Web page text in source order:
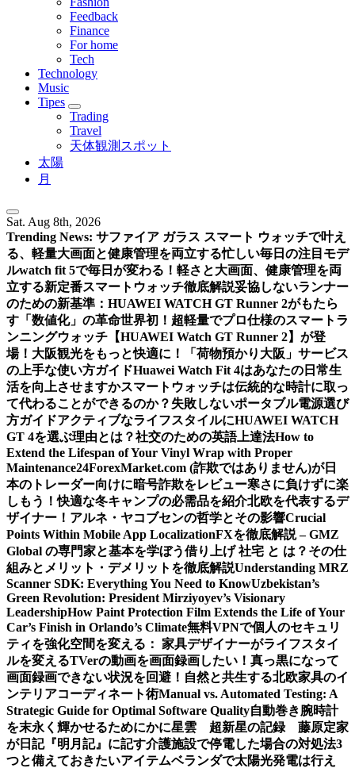
Feedback
Finance
For home
Tech
Technology
Music
Tipes
Trading
Travel
天体観測スポット
太陽
月
Sat. Aug 8th, 2026
Trending News: サファイア ガラス スマート ウォッチで叶え
る、軽量大画面と健康管理を両立する忙しい毎日の注目モデ
ルwatch fit 5で毎日が変わる！軽さと大画面、健康管理を両
立する新定番スマートウォッチ徹底解説妥協しないランナー
のための新基準：HUAWEI WATCH GT Runner 2がもたら
す「数値化」の革命世界初！超軽量でプロ仕様のスマートラ
ンニングウォッチ【HUAWEI Watch GT Runner 2】が登
場！ 大阪観光をもっと快適に！「荷物預かり大阪」サービス
の上手な使い方ガイドHuawei Watch Fit 4はあなたの日常生
活を向上させますかスマートウォッチは伝統的な時計に取っ
て代わることができるのか？ 失敗しないポータブル電源選び
方ガイドアクティブなライフスタイルにHUAWEI WATCH
GT 4を選ぶ理由とは？社交のための英語上達法How to
Extend the Lifespan of Your Vinyl Wrap with Proper
Maintenance24ForexMarket.com (詐欺ではありません)が日
本のトレーダー向けに暗号詐欺をレビュー寒さに負けずに楽
しもう！快適な冬キャンプの必需品を紹介北欧を代表するデ
ザイナー！アルネ・ヤコブセンの哲学とその影響Crucial
Points Within Mobile App LocalizationFXを徹底解説 – GMZ
Global の専門家と基本を学ぼう借り上げ 社宅 と は？その仕
組みとメリット・デメリットを徹底解説Understanding MRZ
Scanner SDK: Everything You Need to KnowUzbekistan’s
Green Revolution: President Mirziyoyev’s Visionary
LeadershipHow Paint Protection Film Extends the Life of Your
Car’s Finish in Orlando’s Climate無料VPNで個人のセキュリ
ティを強化空間を変える： 家具デザイナーがライフスタイ
ルを変えるTVerの動画を画面録画したい！真っ黒になって
画面録画できない状況を回避！ 自然と共生する北欧家具のイ
ンテリアコーディネート術Manual vs. Automated Testing: A
Strategic Guide for Optimal Software Quality自動巻き腕時計
を末永く輝かせるためにかに星雲 超新星の記録 藤原定家
が日記『明月記』に記す介護施設で停電した場合の対処法3
つと備えておきたいアイテムベランダで太陽光発電は行え